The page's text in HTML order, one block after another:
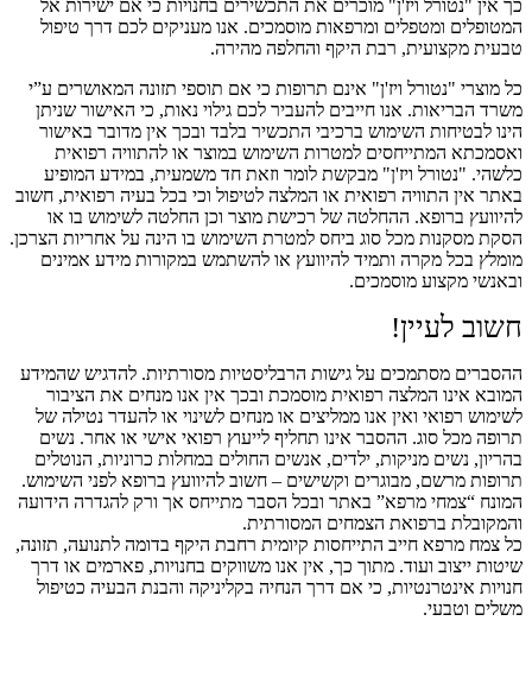
כך אין "נטורל ויז'ן" מוכרים את התכשירים בחנויות כי אם ישירות אל
המטופלים ומטפלים ומרפאות מוסמכים. אנו מעניקים לכם דרך טיפול
טבעית מקצועית, רבת היקף והחלפה מהירה.
כל מוצרי "נטורל ויז'ן" אינם תרופות כי אם תוספי תזונה המאושרים ע”י
משרד הבריאות. אנו חייבים להעביר לכם גילוי נאות, כי האישור שניתן
הינו לבטיחות השימוש ברכיבי התכשיר בלבד ובכך אין מדובר באישור
ואסמכתא המתייחסים למטרות השימוש במוצר או להתוויה רפואית
כלשהי. "נטורל ויז'ן" מבקשת לומר וזאת חד משמעית, במידע המופיע
באתר אין התוויה רפואית או המלצה לטיפול וכי בכל בעיה רפואית, חשוב
להיוועץ ברופא. ההחלטה של רכישת מוצר וכן החלטה לשימוש בו או
הסקת מסקנות מכל סוג ביחס למטרת השימוש בו הינה על אחריות הצרכן.
מומלץ בכל מקרה ותמיד להיוועץ או להשתמש במקורות מידע אמינים
ובאנשי מקצוע מוסמכים.
חשוב לעיין!
ההסברים מסתמכים על גישות הרבליסטיות מסורתיות. להדגיש שהמידע
המובא אינו המלצה רפואית מוסמכת ובכך אין אנו מנחים את הציבור
לשימוש רפואי ואין אנו ממליצים או מנחים לשינוי או להעדר נטילה של
תרופה מכל סוג. ההסבר אינו תחליף לייעוץ רפואי אישי או אחר. נשים
בהריון, נשים מניקות, ילדים, אנשים החולים במחלות כרוניות, הנוטלים
תרופות מרשם, מבוגרים וקשישים – חשוב להיוועץ ברופא לפני השימוש.
המונח “צמחי מרפא” באתר ובכל הסבר מתייחס אך ורק להגדרה הידועה
והמקובלת ברפואת הצמחים המסורתית.
כל צמח מרפא חייב התייחסות קיומית רחבת היקף בדומה לתנועה, תזונה,
שיטות ייצוב ועוד. מתוך כך, אין אנו משווקים בחנויות, פארמים או דרך
חנויות אינטרנטיות, כי אם דרך הנחיה בקליניקה והבנת הבעיה כטיפול
משלים וטבעי.